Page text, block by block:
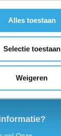
Alles toestaan
Selectie toestaan
Weigeren